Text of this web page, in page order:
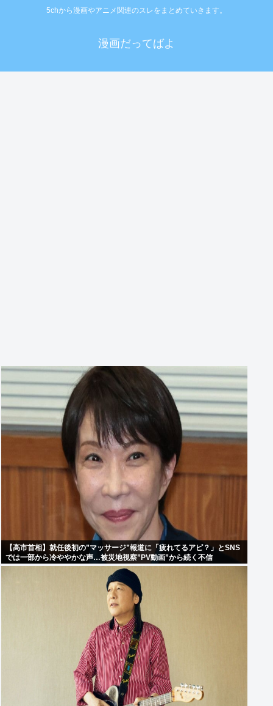
5chから漫画やアニメ関連のスレをまとめていきます。
漫画だってばよ
【高市首相】就任後初の”マッサージ”報道に「疲れてるアピ？」とSNS
では一部から冷ややかな声…被災地視察”PV動画”から続く不信